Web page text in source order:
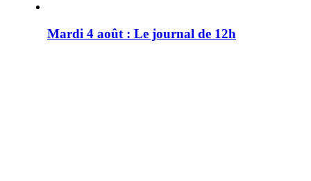
Mardi 4 août : Le journal de 12h